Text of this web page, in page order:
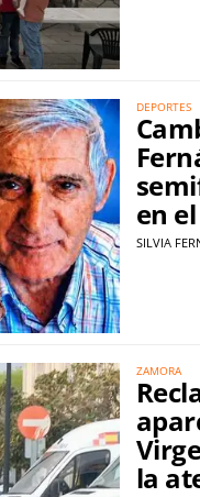
DEPORTES
en
SILVIA
ZAMORA
la